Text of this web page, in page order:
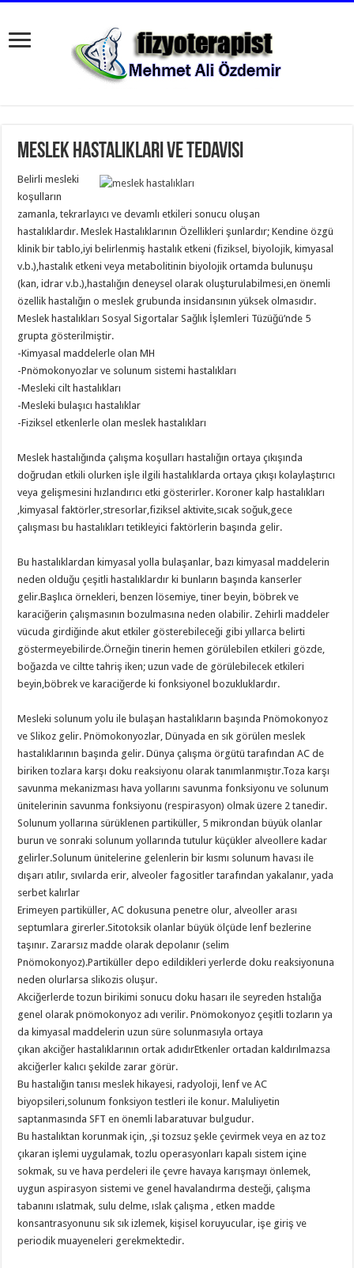
Meslek hastalıkları ve tedavisi
Belirli mesleki
koşulların
zamanla, tekrarlayıcı ve devamlı etkileri sonucu oluşan
hastalıklardır. Meslek Hastalıklarının Özellikleri şunlardır; Kendine özgü
klinik bir tablo,iyi belirlenmiş hastalık etkeni (fiziksel, biyolojik, kimyasal
v.b.),hastalık etkeni veya metabolitinin biyolojik ortamda bulunuşu
(kan, idrar v.b.),hastalığın deneysel olarak oluşturulabilmesi,en önemli
özellik hastalığın o meslek grubunda insidansının yüksek olmasıdır.
Meslek hastalıkları Sosyal Sigortalar Sağlık İşlemleri Tüzüğü’nde 5
grupta gösterilmiştir.
-Kimyasal maddelerle olan MH
-Pnömokonyozlar ve solunum sistemi hastalıkları
-Mesleki cilt hastalıkları
-Mesleki bulaşıcı hastalıklar
-Fiziksel etkenlerle olan meslek hastalıkları
Meslek hastalığında çalışma koşulları hastalığın ortaya çıkışında
doğrudan etkili olurken işle ilgili hastalıklarda ortaya çıkışı kolaylaştırıcı
veya gelişmesini hızlandırıcı etki gösterirler. Koroner kalp hastalıkları
,kimyasal faktörler,stresorlar,fiziksel aktivite,sıcak soğuk,gece
çalışması bu hastalıkları tetikleyici faktörlerin başında gelir.
Bu hastalıklardan kimyasal yolla bulaşanlar, bazı kimyasal maddelerin
neden olduğu çeşitli hastalıklardır ki bunların başında kanserler
gelir.Başlıca örnekleri, benzen lösemiye, tiner beyin, böbrek ve
karaciğerin çalışmasının bozulmasına neden olabilir. Zehirli maddeler
vücuda girdiğinde akut etkiler gösterebileceği gibi yıllarca belirti
göstermeyebilirde.Örneğin tinerin hemen görülebilen etkileri gözde,
boğazda ve ciltte tahriş iken; uzun vade de görülebilecek etkileri
beyin,böbrek ve karaciğerde ki fonksiyonel bozukluklardır.
Mesleki solunum yolu ile bulaşan hastalıkların başında Pnömokonyoz
ve Slikoz gelir. Pnömokonyozlar, Dünyada en sık görülen meslek
hastalıklarının başında gelir. Dünya çalışma örgütü tarafından AC de
biriken tozlara karşı doku reaksiyonu olarak tanımlanmıştır.Toza karşı
savunma mekanizması hava yollarını savunma fonksiyonu ve solunum
ünitelerinin savunma fonksiyonu (respirasyon) olmak üzere 2 tanedir.
Solunum yollarına sürüklenen partiküller, 5 mikrondan büyük olanlar
burun ve sonraki solunum yollarında tutulur küçükler alveollere kadar
gelirler.Solunum ünitelerine gelenlerin bir kısmı solunum havası ile
dışarı atılır, sıvılarda erir, alveoler fagositler tarafından yakalanır, yada
serbet kalırlar
Erimeyen partiküller, AC dokusuna penetre olur, alveoller arası
septumlara girerler.Sitotoksik olanlar büyük ölçüde lenf bezlerine
taşınır. Zararsız madde olarak depolanır (selim
Pnömokonyoz).Partiküller depo edildikleri yerlerde doku reaksiyonuna
neden olurlarsa slikozis oluşur.
Akciğerlerde tozun birikimi sonucu doku hasarı ile seyreden hstalığa
genel olarak pnömokonyoz adı verilir. Pnömokonyoz çeşitli tozların ya
da kimyasal maddelerin uzun süre solunmasıyla ortaya
çıkan akciğer hastalıklarının ortak adıdırEtkenler ortadan kaldırılmazsa
akciğerler kalıcı şekilde zarar görür.
Bu hastalığın tanısı meslek hikayesi, radyoloji, lenf ve AC
biyopsileri,solunum fonksiyon testleri ile konur. Maluliyetin
saptanmasında SFT en önemli labaratuvar bulgudur.
Bu hastalıktan korunmak için, ,şi tozsuz şekle çevirmek veya en az toz
çıkaran işlemi uygulamak, tozlu operasyonları kapalı sistem içine
sokmak, su ve hava perdeleri ile çevre havaya karışmayı önlemek,
uygun aspirasyon sistemi ve genel havalandırma desteği, çalışma
tabanını ıslatmak, sulu delme, ıslak çalışma , etken madde
konsantrasyonunu sık sık izlemek, kişisel koruyucular, işe giriş ve
periodik muayeneleri gerekmektedir.